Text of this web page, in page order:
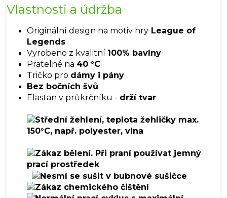
Vlastnosti a údržba
Originální design na motiv hry League of
Legends
Vyrobeno z kvalitní 100% bavlny
Pratelné na 40 °C
Tričko pro dámy i pány
Bez bočních švů
Elastan v průkrčníku - drží tvar